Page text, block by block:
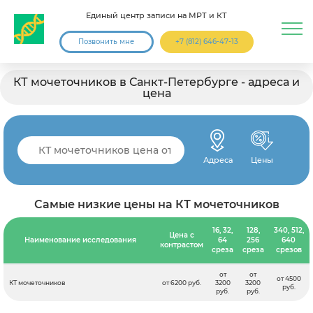
Единый центр записи на МРТ и КТ
Позвонить мне +7 (812) 646-47-13
КТ мочеточников в Санкт-Петербурге - адреса и
цена
Адреса Цены
Самые низкие цены на КТ мочеточников
Наименование исследования
Цена с
контрастом
16, 32,
64
среза
128,
256
среза
340, 512,
640
срезов
КТ мочеточников от 6200 руб.
от
3200
руб.
от
3200
руб.
от 4500
руб.